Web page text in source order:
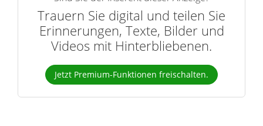
Trauern Sie digital und teilen Sie
Erinnerungen, Texte, Bilder und
Videos mit Hinterbliebenen.
Jetzt Premium-Funktionen freischalten.